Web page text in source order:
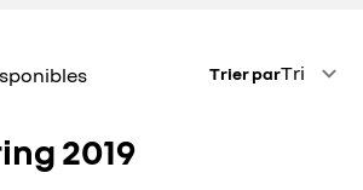
Trier parTri
2019